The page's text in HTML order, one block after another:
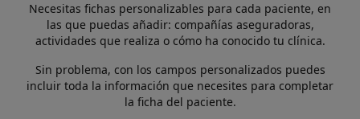
Necesitas fichas personalizables para cada paciente, en
las que puedas añadir: compañías aseguradoras,
actividades que realiza o cómo ha conocido tu clínica.
Sin problema, con los campos personalizados puedes
incluir toda la información que necesites para completar
la ficha del paciente.